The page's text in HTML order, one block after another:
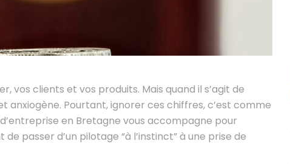
vos clients et vos produits. Mais quand il s’agit de
anxiogène. Pourtant, ignorer ces chiffres, c’est comme
en Bretagne vous accompagne pour
passer d’un pilotage “à l’instinct” à une prise de